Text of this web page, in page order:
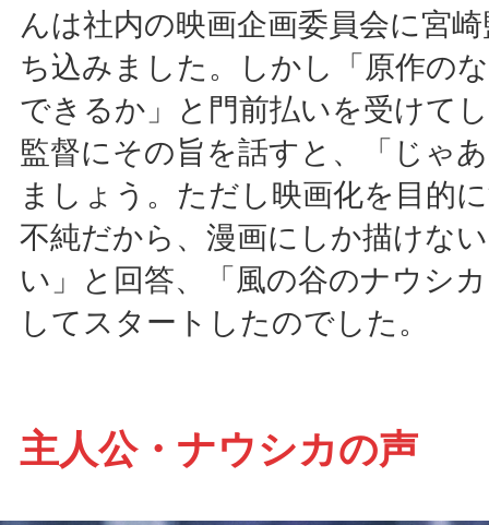
んは社内の映画企画委員会に宮
ち込みました。しかし「原作の
できるか」と門前払いを受けて
監督にその旨を話すと、「じゃ
ましょう。ただし映画化を目的
不純だから、漫画にしか描けな
い」と回答、「風の谷のナウシ
してスタートしたのでした。
主人公・ナウシカの声